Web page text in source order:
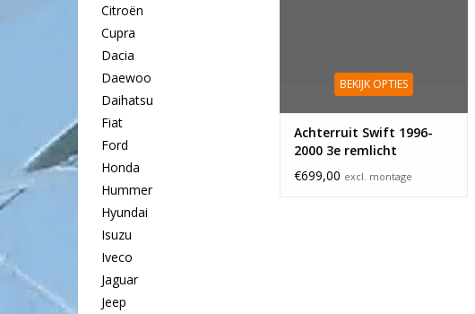
Citroën
Cupra
Dacia
Daewoo
Daihatsu
Fiat
Ford
Honda
Hummer
Hyundai
Isuzu
Iveco
Jaguar
Jeep
BEKIJK OPTIES
Achterruit Swift 1996-
2000 3e remlicht
€699,00 excl. montage